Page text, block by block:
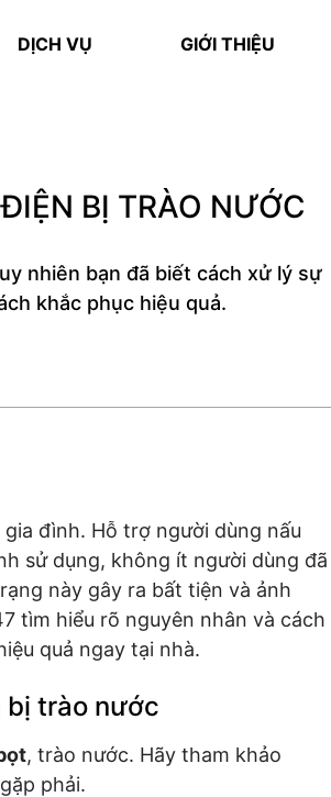
DỊCH VỤ GIỚI THIỆU
BỊ TRÀO NƯỚC
nhiên bạn đã biết cách xử lý sự
khắc phục hiệu quả.
đình. Hỗ trợ người dùng nấu
sử dụng, không ít người dùng đã
này gây ra bất tiện và ảnh
tìm hiểu rõ nguyên nhân và cách
quả ngay tại nhà.
bị trào nước
, trào nước. Hãy tham khảo
phải.